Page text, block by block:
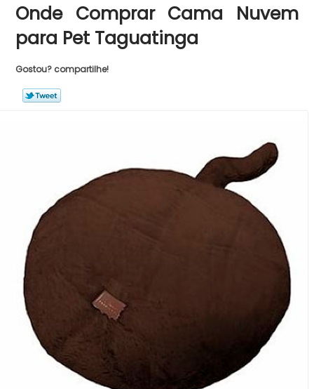
Onde Comprar Cama Nuvem
para Pet Taguatinga
Gostou? compartilhe!